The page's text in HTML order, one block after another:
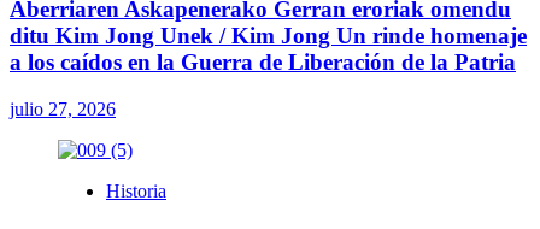
Aberriaren Askapenerako Gerran eroriak omendu
ditu Kim Jong Unek / Kim Jong Un rinde homenaje
a los caídos en la Guerra de Liberación de la Patria
julio 27, 2026
Historia